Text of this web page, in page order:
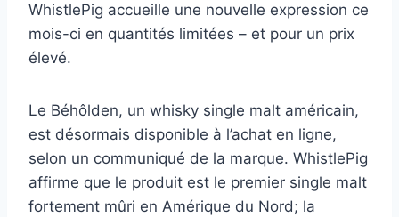
WhistlePig accueille une nouvelle expression ce
mois-ci en quantités limitées – et pour un prix
élevé.
Le Béhôlden, un whisky single malt américain,
est désormais disponible à l’achat en ligne,
selon un communiqué de la marque. WhistlePig
affirme que le produit est le premier single malt
fortement mûri en Amérique du Nord; la